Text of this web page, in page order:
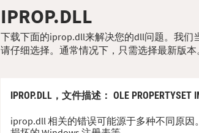
IPROP.DLL
下载下面的iprop.dll来解决您的dll问题。我们
请仔细选择。通常情况下，只需选择最新版本
IPROP.DLL， 文件描述 ： OLE PROPERTYSET
iprop.dll 相关的错误可能源于多种不同原因